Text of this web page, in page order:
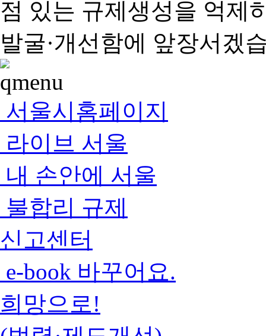
점 있는 규제생성을 억제
발굴·개선함에 앞장서겠
서울시홈페이지
라이브 서울
내 손안에 서울
불합리 규제
신고센터
e-book 바꾸어요.
희망으로!